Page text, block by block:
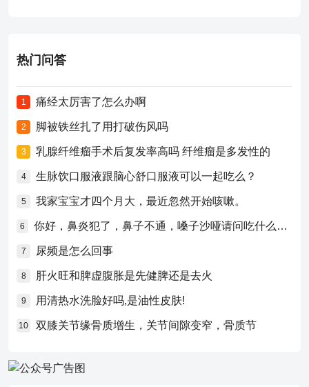
热门问答
1 痛经太厉害了怎么办啊
2 脚被铁丝扎了用打破伤风吗
3 乳腺纤维瘤手术后复发率高吗 纤维瘤是多发性的
4 生脉饮口服液跟脑心舒口服液可以一起吃么？
5 我家宝宝才四个月大，最近忽然开始咳嗽。
6 你好，鼻炎犯了，鼻子不通，嗓子沙哑请问吃什么药比较好？
7 尿频是怎么回事
8 肝火旺和脾虚腹胀是先健脾还是去火
9 用清热水洗脸好吗,是油性皮肤!
10 双膝关节缘骨质增生，关节间隙变窄，骨质节